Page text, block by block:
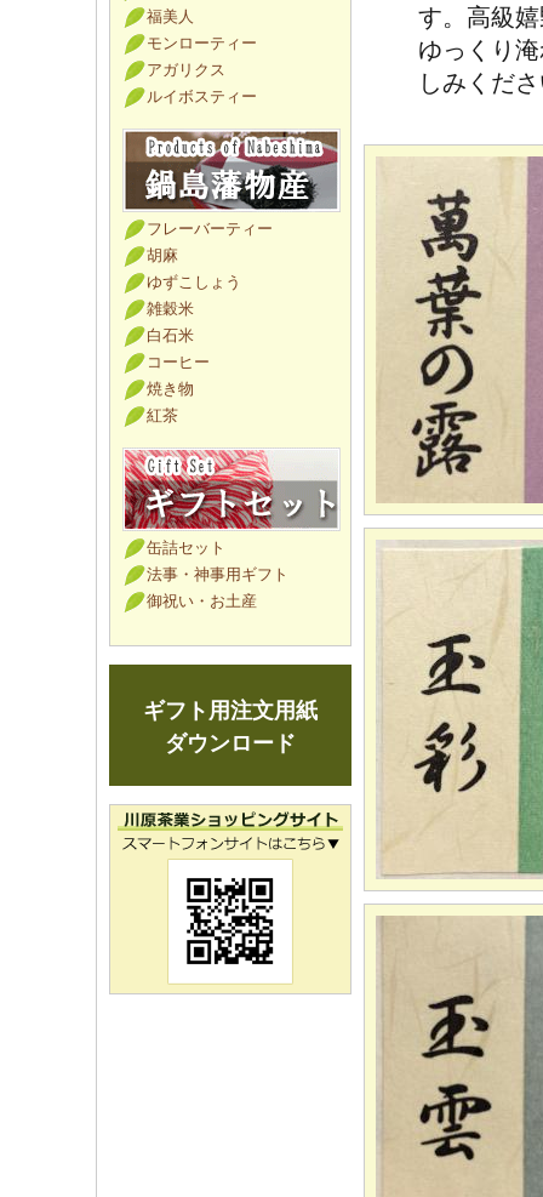
福美人
モンローティー
アガリクス
ルイボスティー
フレーバーティー
胡麻
ゆずこしょう
雑穀米
白石米
コーヒー
焼き物
紅茶
缶詰セット
法事・神事用ギフト
御祝い・お土産
ギフト用注文用紙
ダウンロード
す。高級
ゆっくり
しみくだ